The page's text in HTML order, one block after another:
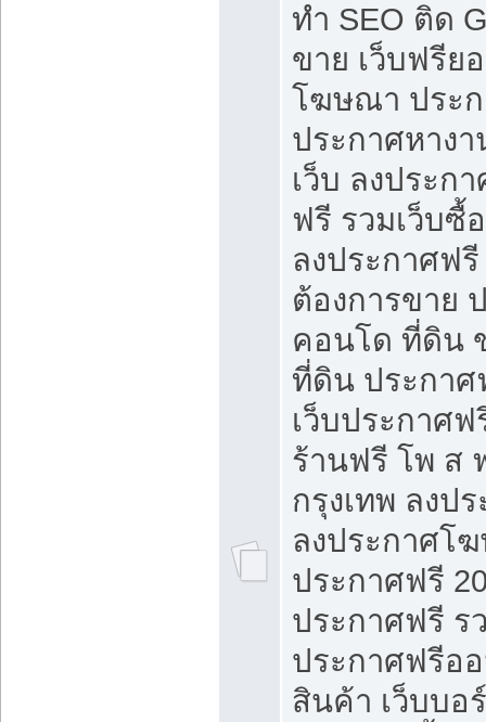
ทำ SEO ติด
ขาย เว็บฟรีย
โฆษณา ประ
ประกาศหาง
เว็บ ลงประก
ฟรี รวมเว็บซื้
ลงประกาศฟ
ต้องการขาย
คอนโด ที่ดิน
ที่ดิน ประกา
เว็บประกาศ
ร้านฟรี โพ ส
กรุงเทพ ลงป
ลงประกาศโ
ประกาศฟรี
ประกาศฟรี ร
ประกาศฟรีอ
สินค้า เว็บบอ